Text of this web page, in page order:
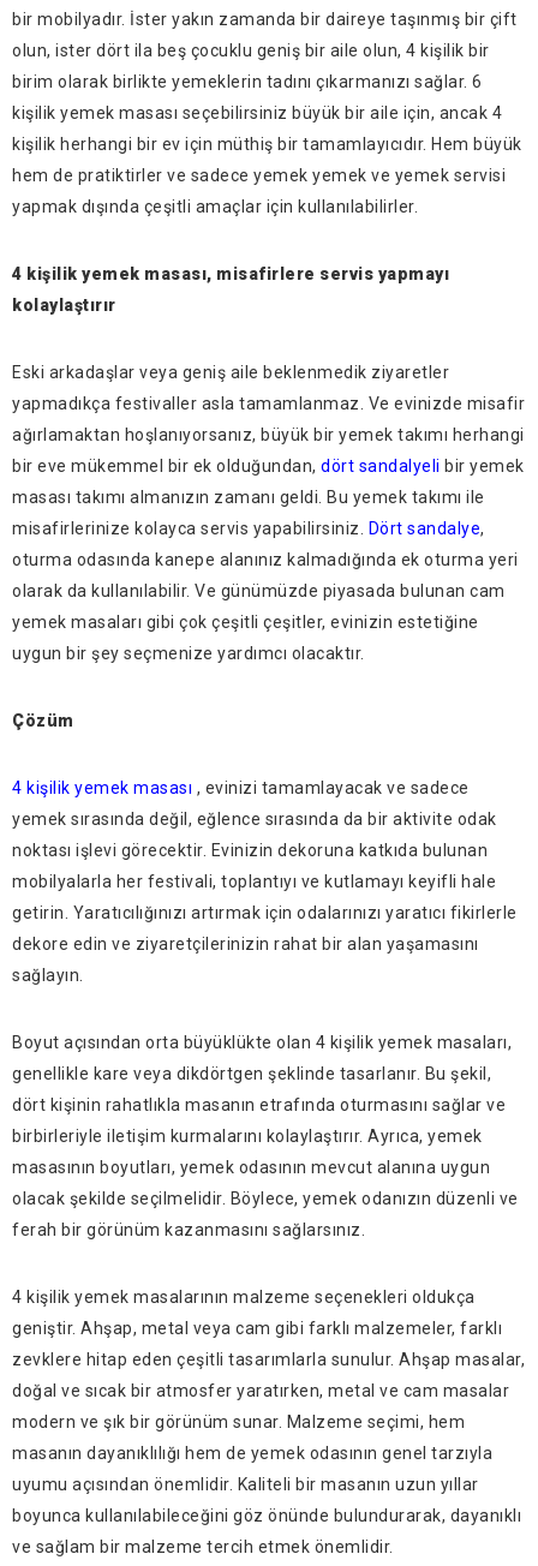
bir mobilyadır. İster yakın zamanda bir daireye taşınmış bir çift
olun, ister dört ila beş çocuklu geniş bir aile olun, 4 kişilik bir
birim olarak birlikte yemeklerin tadını çıkarmanızı sağlar. 6
kişilik yemek masası seçebilirsiniz büyük bir aile için, ancak 4
kişilik herhangi bir ev için müthiş bir tamamlayıcıdır. Hem büyük
hem de pratiktirler ve sadece yemek yemek ve yemek servisi
yapmak dışında çeşitli amaçlar için kullanılabilirler.
4 kişilik yemek masası, misafirlere servis yapmayı
kolaylaştırır
Eski arkadaşlar veya geniş aile beklenmedik ziyaretler
yapmadıkça festivaller asla tamamlanmaz. Ve evinizde misafir
ağırlamaktan hoşlanıyorsanız, büyük bir yemek takımı herhangi
bir eve mükemmel bir ek olduğundan, dört sandalyeli bir yemek
masası takımı almanızın zamanı geldi. Bu yemek takımı ile
misafirlerinize kolayca servis yapabilirsiniz. Dört sandalye,
oturma odasında kanepe alanınız kalmadığında ek oturma yeri
olarak da kullanılabilir. Ve günümüzde piyasada bulunan cam
yemek masaları gibi çok çeşitli çeşitler, evinizin estetiğine
uygun bir şey seçmenize yardımcı olacaktır.
Çözüm
4 kişilik yemek masası , evinizi tamamlayacak ve sadece
yemek sırasında değil, eğlence sırasında da bir aktivite odak
noktası işlevi görecektir. Evinizin dekoruna katkıda bulunan
mobilyalarla her festivali, toplantıyı ve kutlamayı keyifli hale
getirin. Yaratıcılığınızı artırmak için odalarınızı yaratıcı fikirlerle
dekore edin ve ziyaretçilerinizin rahat bir alan yaşamasını
sağlayın.
Boyut açısından orta büyüklükte olan 4 kişilik yemek masaları,
genellikle kare veya dikdörtgen şeklinde tasarlanır. Bu şekil,
dört kişinin rahatlıkla masanın etrafında oturmasını sağlar ve
birbirleriyle iletişim kurmalarını kolaylaştırır. Ayrıca, yemek
masasının boyutları, yemek odasının mevcut alanına uygun
olacak şekilde seçilmelidir. Böylece, yemek odanızın düzenli ve
ferah bir görünüm kazanmasını sağlarsınız.
4 kişilik yemek masalarının malzeme seçenekleri oldukça
geniştir. Ahşap, metal veya cam gibi farklı malzemeler, farklı
zevklere hitap eden çeşitli tasarımlarla sunulur. Ahşap masalar,
doğal ve sıcak bir atmosfer yaratırken, metal ve cam masalar
modern ve şık bir görünüm sunar. Malzeme seçimi, hem
masanın dayanıklılığı hem de yemek odasının genel tarzıyla
uyumu açısından önemlidir. Kaliteli bir masanın uzun yıllar
boyunca kullanılabileceğini göz önünde bulundurarak, dayanıklı
ve sağlam bir malzeme tercih etmek önemlidir.